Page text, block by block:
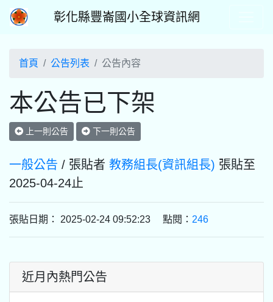
彰化縣豐崙國小全球資訊網
首頁 公告列表 公告內容
本公告已下架
上一則公告 下一則公告
一般公告 / 張貼者 教務組長(資訊組長) 張貼至
2025-04-24止
張貼日期： 2025-02-24 09:52:23 點閱： 246
近月內熱門公告